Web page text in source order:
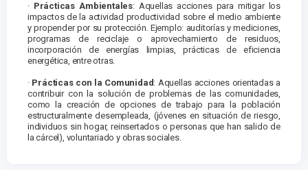
· Prácticas Ambientales: Aquellas acciones para mitigar los
impactos de la actividad productividad sobre el medio ambiente
y propender por su protección. Ejemplo: auditorías y mediciones,
programas de reciclaje o aprovechamiento de residuos,
incorporación de energías limpias, prácticas de eficiencia
energética, entre otras.
· Prácticas con la Comunidad: Aquellas acciones orientadas a
contribuir con la solución de problemas de las comunidades,
como la creación de opciones de trabajo para la población
estructuralmente desempleada, (jóvenes en situación de riesgo,
individuos sin hogar, reinsertados o personas que han salido de
la cárcel), voluntariado y obras sociales.